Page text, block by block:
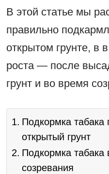
В этой статье мы
правильно
открытом грунте, в
роста — после
грунт и во время
Подкормка табака
открытый грунт
Подкормка табака
созревания